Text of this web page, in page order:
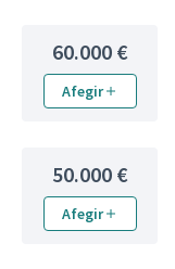
60.000 €
Afegir
50.000 €
Afegir